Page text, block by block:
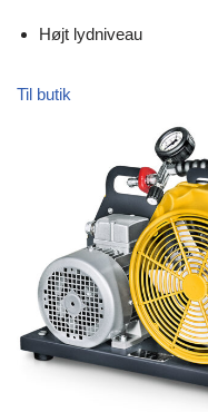
Højt lydniveau
Til butik